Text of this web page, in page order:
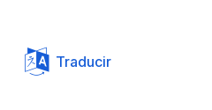
Traducir